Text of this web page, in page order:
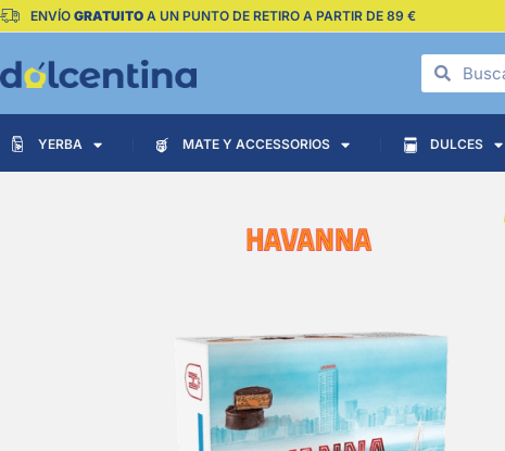
ENVÍO GRATUITO A UN PUNTO DE RETIRO A PARTIR DE 89 €
YERBA MATE Y ACCESSORIOS DULCES